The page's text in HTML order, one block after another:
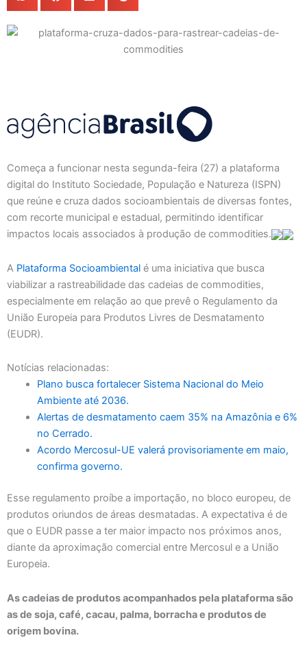
Começa a funcionar nesta segunda-feira (27) a plataforma
digital do Instituto Sociedade, População e Natureza (ISPN)
que reúne e cruza dados socioambientais de diversas fontes,
com recorte municipal e estadual, permitindo identificar
impactos locais associados à produção de commodities.
A Plataforma Socioambiental é uma iniciativa que busca
viabilizar a rastreabilidade das cadeias de commodities,
especialmente em relação ao que prevê o Regulamento da
União Europeia para Produtos Livres de Desmatamento
(EUDR).
Notícias relacionadas:
Plano busca fortalecer Sistema Nacional do Meio
Ambiente até 2036.
Alertas de desmatamento caem 35% na Amazônia e 6%
no Cerrado.
Acordo Mercosul-UE valerá provisoriamente em maio,
confirma governo.
Esse regulamento proíbe a importação, no bloco europeu, de
produtos oriundos de áreas desmatadas. A expectativa é de
que o EUDR passe a ter maior impacto nos próximos anos,
diante da aproximação comercial entre Mercosul e a União
Europeia.
As cadeias de produtos acompanhados pela plataforma são
as de soja, café, cacau, palma, borracha e produtos de
origem bovina.